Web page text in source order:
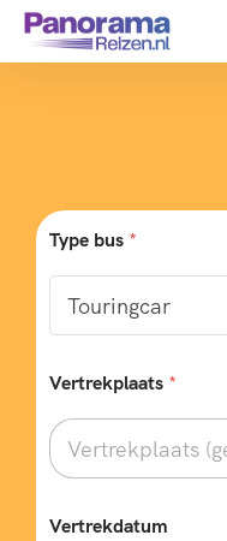
Type bus *
Vertrekplaats *
Vertrekdatum